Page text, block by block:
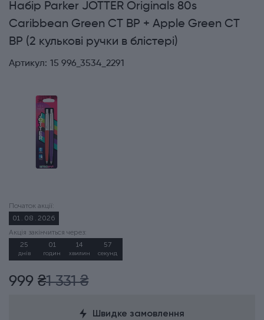
Набір Parker JOTTER Originals 80s
Caribbean Green CT BP + Apple Green CT
BP (2 кулькові ручки в блістері)
Артикул: 15 996_3534_2291
Початок акції:
01 . 08 . 2026
Акція закінчиться через:
25
днів
01
годин
14
хвилин
56
секунд
999 ₴1 331 ₴
Швидке замовлення